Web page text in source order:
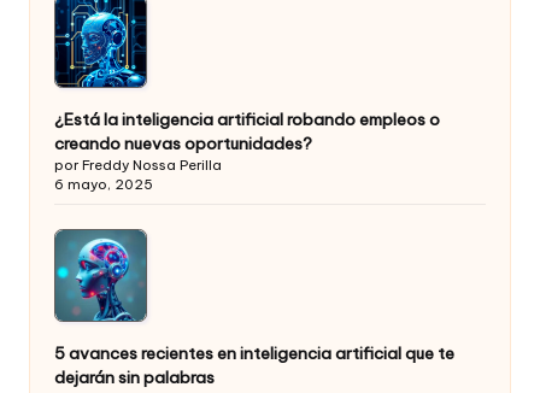
¿Está la inteligencia artificial robando empleos o
creando nuevas oportunidades?
por Freddy Nossa Perilla
6 mayo, 2025
5 avances recientes en inteligencia artificial que te
dejarán sin palabras